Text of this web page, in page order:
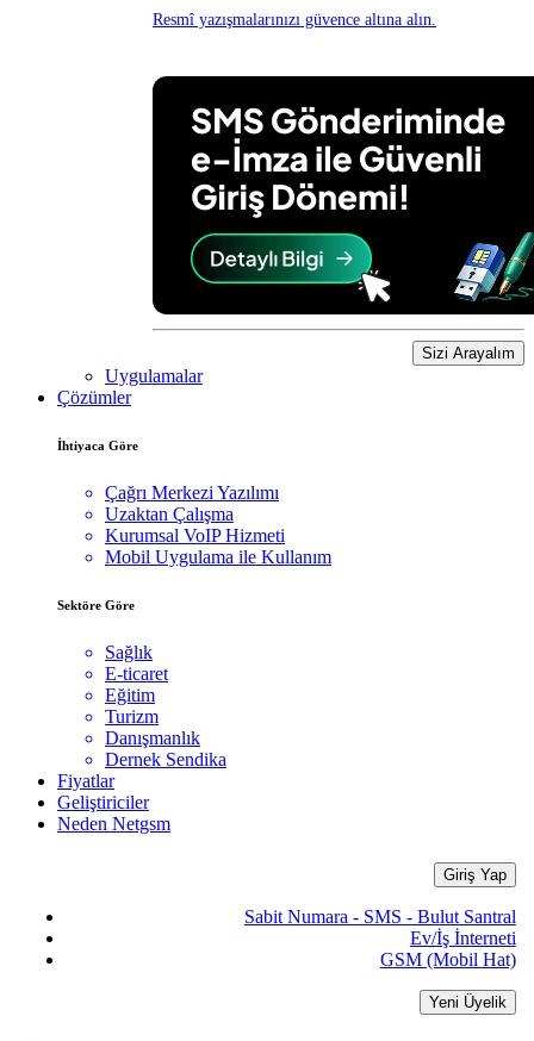
Resmî yazışmalarınızı güvence altına alın.
Sizi Arayalım
Uygulamalar
Çözümler
İhtiyaca Göre
Çağrı Merkezi Yazılımı
Uzaktan Çalışma
Kurumsal VoIP Hizmeti
Mobil Uygulama ile Kullanım
Sektöre Göre
Sağlık
E-ticaret
Eğitim
Turizm
Danışmanlık
Dernek Sendika
Fiyatlar
Geliştiriciler
Neden Netgsm
Giriş Yap
Sabit Numara - SMS - Bulut Santral
Ev/İş İnterneti
GSM (Mobil Hat)
Yeni Üyelik